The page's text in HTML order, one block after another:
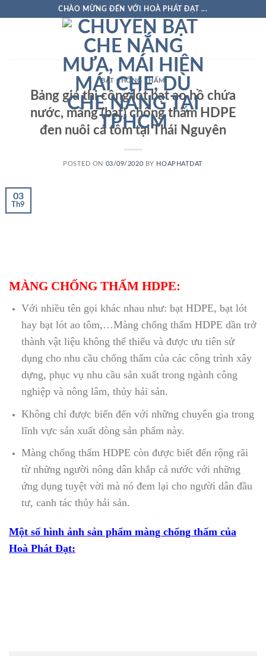
CHÀO MỪNG ĐẾN VỚI HOÀ PHÁT ĐẠT ...
BẠT CHỐNG THẤM
Bảng giá thi công lót bạt ao hồ chứa
nước, màng (bạt) chống thấm HDPE
đen nuôi cá tôm tại Thái Nguyên
POSTED ON 03/09/2020 BY HOAPHATDAT
03
Th9
MÀNG CHỐNG THẤM HDPE:
Với nhiều tên gọi khác nhau như: bạt HDPE, bạt lót
hay bạt lót ao tôm,…Màng chống thấm HDPE dần trở
thành vật liệu không thể thiếu và được ưu tiên sử
dụng cho nhu cầu chống thấm của các công trình xây
dựng, phục vụ nhu cầu sản xuất trong ngành công
nghiệp và nông lâm, thủy hải sản.
Không chỉ được biến đến với những chuyên gia trong
lĩnh vực sản xuất dòng sản phẩm này.
Màng chống thấm HDPE còn được biết đến rộng rãi
từ những người nông dân khắp cả nước với những
ứng dụng tuyệt vời mà nó đem lại cho người dân đầu
tư, canh tác thủy hải sản.
Một số hình ảnh sản phẩm màng chống thấm của
Hoà Phát Đạt: